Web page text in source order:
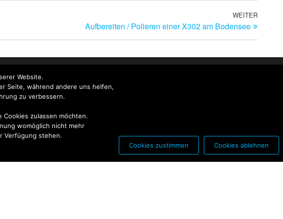
Nächster
Beitrag
WEITER
Aufbereiten / Polieren einer X302 am Bodensee
PARTNER FÜR:
Website.
Seite, während andere uns helfen,
zu verbessern.
Cookies zulassen möchten.
womöglich nicht mehr
Verfügung stehen.
Cookies zustimmen
Cookies ablehnen